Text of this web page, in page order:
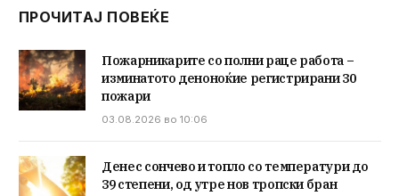
ПРОЧИТАЈ ПОВЕЌЕ
Пожарникарите со полни раце работа –
изминатото деноноќие регистрирани 30
пожари
03.08.2026 во 10:06
Денес сончево и топло со температури до
39 степени, од утре нов тропски бран